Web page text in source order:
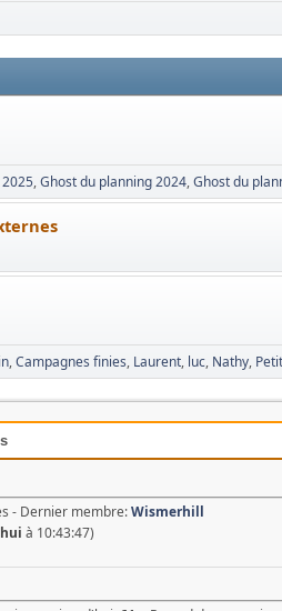
Ghost du planning 2024 Ghost du
Campagnes finies Laurent luc Nathy
- Dernier membre:Wismerhill
à 10:43:47)